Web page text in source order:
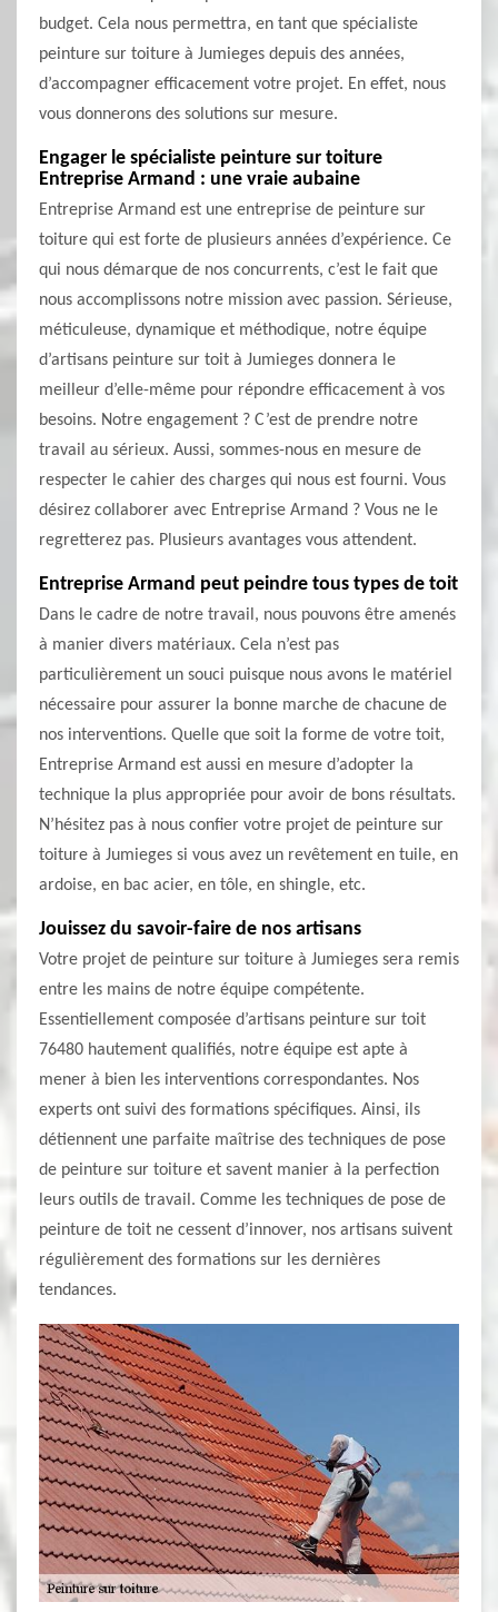
budget. Cela nous permettra, en tant que spécialiste
peinture sur toiture à Jumieges depuis des années,
d’accompagner efficacement votre projet. En effet, nous
vous donnerons des solutions sur mesure.
Engager le spécialiste peinture sur toiture
Entreprise Armand : une vraie aubaine
Entreprise Armand est une entreprise de peinture sur
toiture qui est forte de plusieurs années d’expérience. Ce
qui nous démarque de nos concurrents, c’est le fait que
nous accomplissons notre mission avec passion. Sérieuse,
méticuleuse, dynamique et méthodique, notre équipe
d’artisans peinture sur toit à Jumieges donnera le
meilleur d’elle-même pour répondre efficacement à vos
besoins. Notre engagement ? C’est de prendre notre
travail au sérieux. Aussi, sommes-nous en mesure de
respecter le cahier des charges qui nous est fourni. Vous
désirez collaborer avec Entreprise Armand ? Vous ne le
regretterez pas. Plusieurs avantages vous attendent.
Entreprise Armand peut peindre tous types de toit
Dans le cadre de notre travail, nous pouvons être amenés
à manier divers matériaux. Cela n’est pas
particulièrement un souci puisque nous avons le matériel
nécessaire pour assurer la bonne marche de chacune de
nos interventions. Quelle que soit la forme de votre toit,
Entreprise Armand est aussi en mesure d’adopter la
technique la plus appropriée pour avoir de bons résultats.
N’hésitez pas à nous confier votre projet de peinture sur
toiture à Jumieges si vous avez un revêtement en tuile, en
ardoise, en bac acier, en tôle, en shingle, etc.
Jouissez du savoir-faire de nos artisans
Votre projet de peinture sur toiture à Jumieges sera remis
entre les mains de notre équipe compétente.
Essentiellement composée d’artisans peinture sur toit
76480 hautement qualifiés, notre équipe est apte à
mener à bien les interventions correspondantes. Nos
experts ont suivi des formations spécifiques. Ainsi, ils
détiennent une parfaite maîtrise des techniques de pose
de peinture sur toiture et savent manier à la perfection
leurs outils de travail. Comme les techniques de pose de
peinture de toit ne cessent d’innover, nos artisans suivent
régulièrement des formations sur les dernières
tendances.